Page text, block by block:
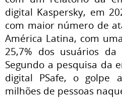
digital Kaspersky, em
com maior número de
América Latina, com
25,7% dos usuários
Segundo a pesquisa da
digital PSafe, o golpe
milhões de pessoas